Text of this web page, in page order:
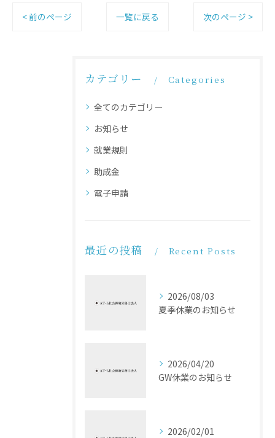
< 前のページ 一覧に戻る 次のページ >
カテゴリー Categories
全てのカテゴリー
お知らせ
就業規則
助成金
電子申請
最近の投稿 Recent Posts
2026/08/03
夏季休業のお知らせ
2026/04/20
GW休業のお知らせ
2026/02/01